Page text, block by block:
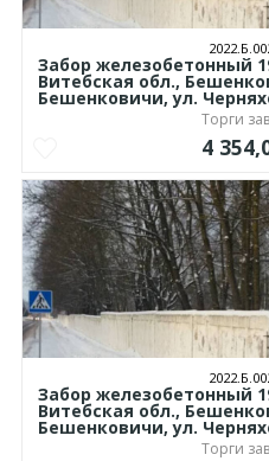
Забор железобетонный
Витебская обл.,
Бешенковичи, ул.
Торги
4
Забор железобетонный
Витебская обл.,
Бешенковичи, ул.
Торги